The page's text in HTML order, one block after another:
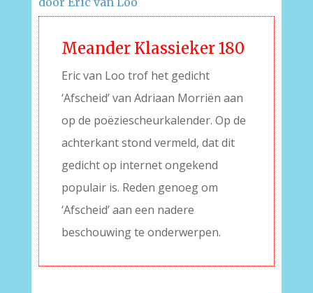
Meander Klassieker 180
Eric van Loo trof het gedicht
‘Afscheid’ van Adriaan Morriën aan
op de poëziescheurkalender. Op de
achterkant stond vermeld, dat dit
gedicht op internet ongekend
populair is. Reden genoeg om
‘Afscheid’ aan een nadere
beschouwing te onderwerpen.